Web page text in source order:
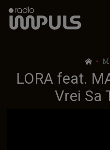
Radio Impuls
LORA feat.
Vrei Sa